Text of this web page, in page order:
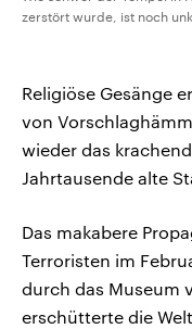
zerstört wurde, ist noch
Religiöse Gesänge
von
wieder das
Jahrtausende alte
Das makabere
Terroristen im
durch das Museum
erschütterte die